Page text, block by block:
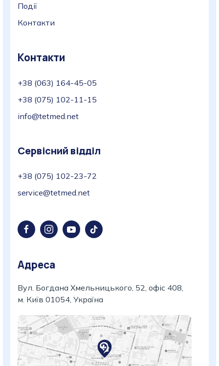
Події
Контакти
Контакти
+38 (063) 164-45-05
+38 (075) 102-11-15
info@tetmed.net
Сервісний відділ
+38 (075) 102-23-72
service@tetmed.net
Адреса
Вул. Богдана Хмельницького, 52, офіс 408,
м. Київ 01054, Україна